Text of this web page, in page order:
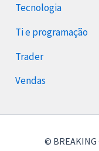
Tecnologia
Ti e programação
Trader
Vendas
© BREAKING